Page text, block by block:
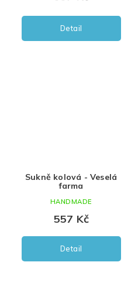
Detail
Sukně kolová - Veselá
farma
557 Kč
Detail
HANDMADE